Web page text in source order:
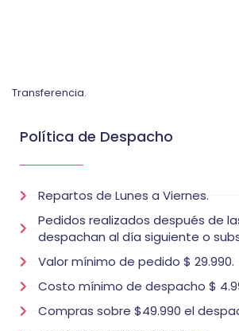
Transferencia.
Política de Despacho
Repartos de Lunes a Viernes.
Pedidos realizados después de
despachan al día siguiente o
Valor mínimo de pedido $ 29.990.
Costo mínimo de despacho $
Compras sobre $49.990 el